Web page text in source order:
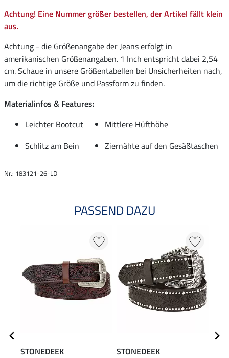
Achtung! Eine Nummer größer bestellen, der Artikel fällt klein
aus.
Achtung - die Größenangabe der Jeans erfolgt in
amerikanischen Größenangaben. 1 Inch entspricht dabei 2,54
cm. Schaue in unsere Größentabellen bei Unsicherheiten nach,
um die richtige Größe und Passform zu finden.
Materialinfos & Features:
Leichter Bootcut
Mittlere Hüfthöhe
Schlitz am Bein
Ziernähte auf den Gesäßtaschen
Nr.: 183121-26-LD
PASSEND DAZU
STONEDEEK
STONEDEEK